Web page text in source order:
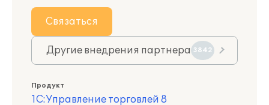
Связаться
Другие внедрения партнера 3842
Продукт
1С:Управление торговлей 8